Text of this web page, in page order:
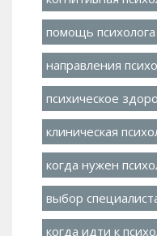
помощь психолога
направления
психическое
клиническая
когда нужен
выбор
когда идти к